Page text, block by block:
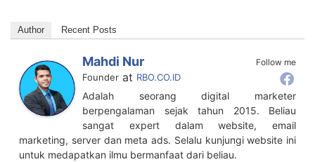
Author Recent Posts
Follow me
Mahdi Nur
Founder at RBO.CO.ID
Adalah seorang digital marketer
berpengalaman sejak tahun 2015. Beliau
sangat expert dalam website, email
marketing, server dan meta ads. Selalu kunjungi website ini
untuk medapatkan ilmu bermanfaat dari beliau.